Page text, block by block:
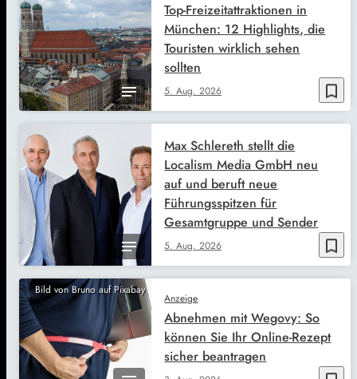
bookmark_border
5. Aug. 2026
Top-Freizeitattraktionen in
München: 12 Highlights, die
Touristen wirklich sehen
sollten
bookmark_border
5. Aug. 2026
Max Schlereth stellt die
Localism Media GmbH neu
auf und beruft neue
Führungsspitzen für
Gesamtgruppe und Sender
Bild von Bruno auf Pixabay
Anzeige
Abnehmen mit Wegovy: So
können Sie Ihr Online-Rezept
sicher beantragen